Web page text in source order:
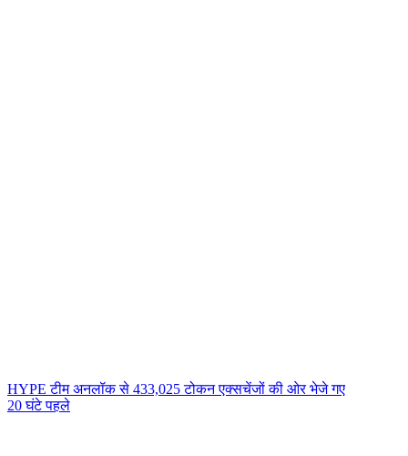
HYPE टीम अनलॉक से 433,025 टोकन एक्सचेंजों की ओर भेजे गए
20 घंटे पहले